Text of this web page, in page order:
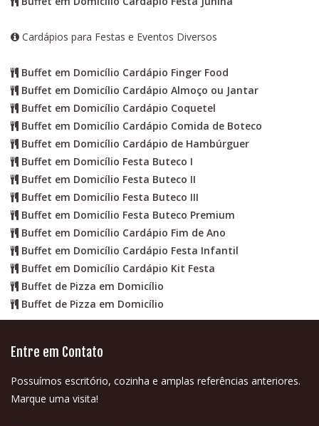
Cardápios para Festas e Eventos Diversos
Buffet em Domicílio Cardápio Finger Food
Buffet em Domicílio Cardápio Almoço ou Jantar
Buffet em Domicílio Cardápio Coquetel
Buffet em Domicílio Cardápio Comida de Boteco
Buffet em Domicílio Cardápio de Hambúrguer
Buffet em Domicílio Festa Buteco I
Buffet em Domicílio Festa Buteco II
Buffet em Domicílio Festa Buteco III
Buffet em Domicílio Festa Buteco Premium
Buffet em Domicílio Cardápio Fim de Ano
Buffet em Domicílio Cardápio Festa Infantil
Buffet em Domicílio Cardápio Kit Festa
Buffet de Pizza em Domicílio
Buffet de Pizza em Domicílio
Entre em Contato
Possuímos escritório, cozinha e amplas referências anteriores.
Marque uma visita!